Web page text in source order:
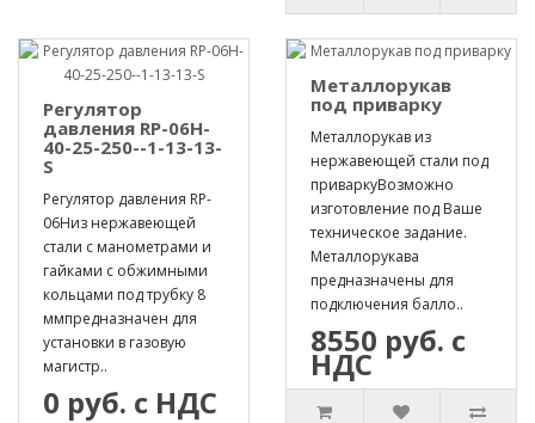
Регулятор
давления RP-06H-
40-25-250--1-13-13-
S
Регулятор давления RP-
06Hиз нержавеющей
стали с манометрами и
гайками с обжимными
кольцами под трубку 8
ммпредназначен для
установки в газовую
магистр..
0 руб. с НДС
Металлорукав
под приварку
Металлорукав из
нержавеющей стали под
приваркуВозможно
изготовление под Ваше
техническое задание.
Металлорукава
предназначены для
подключения балло..
8550 руб. с
НДС